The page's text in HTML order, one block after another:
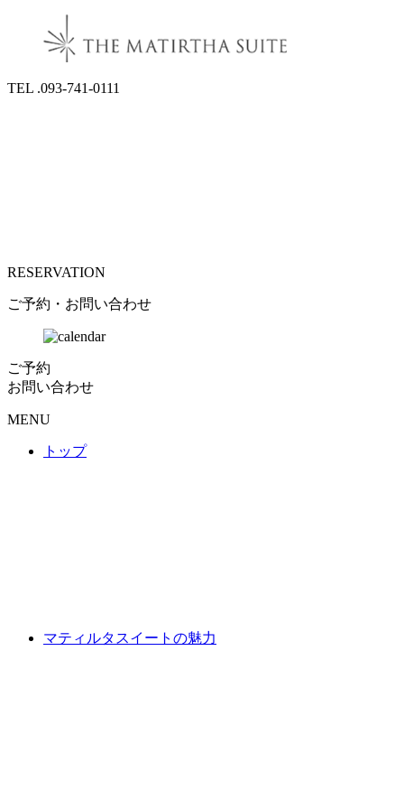
TEL .093-741-0111
RESERVATION
ご予約・お問い合わせ
ご予約
お問い合わせ
MENU
トップ
マティルタスイートの魅力